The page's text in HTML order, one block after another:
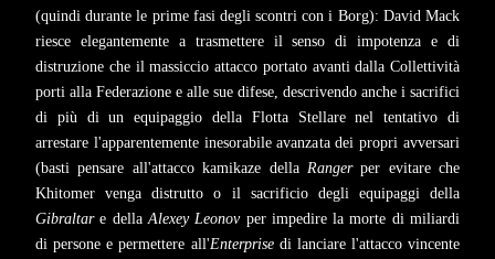
(quindi durante le prime fasi degli scontri con i Borg): David Mack
riesce elegantemente a trasmettere il senso di impotenza e di
distruzione che il massiccio attacco portato avanti dalla Collettività
porti alla Federazione e alle sue difese, descrivendo anche i sacrifici
di più di un equipaggio della Flotta Stellare nel tentativo di
arrestare l'apparentemente inesorabile avanzata dei propri avversari
(basti pensare all'attacco kamikaze della Rangerper evitare che
Khitomer venga distrutto o il sacrificio degli equipaggi della
Gibraltare della Alexey Leonovper impedire la morte di miliardi
di persone e permettere all'Enterprisedi lanciare l'attacco vincente